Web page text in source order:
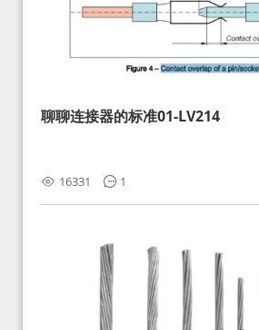
聊聊连接器的标准01-LV214
16331 1